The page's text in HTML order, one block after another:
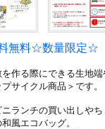
無料☆数量限定☆
を作る際にできる生地
プサイクル商品＞です。
ニランチの買い出しや
風エコバッグ。